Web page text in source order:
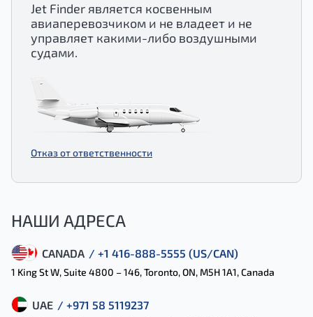
Jet Finder является косвенным
авиаперевозчиком и не владеет и не
управляет какими-либо воздушными
судами.
Отказ от ответственности
НАШИ АДРЕСА
CANADA / +1 416-888-5555 (US/CAN)
1 King St W, Suite 4800 – 146, Toronto, ON, M5H 1A1, Canada
UAE / +971 58 5119237